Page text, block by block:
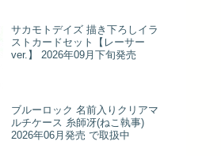
サカモトデイズ 描き下ろしイラ
ストカードセット【レーサー
ver.】 2026年09月下旬発売
ブルーロック 名前入りクリアマ
ルチケース 糸師冴(ねこ執事)
2026年06月発売 で取扱中